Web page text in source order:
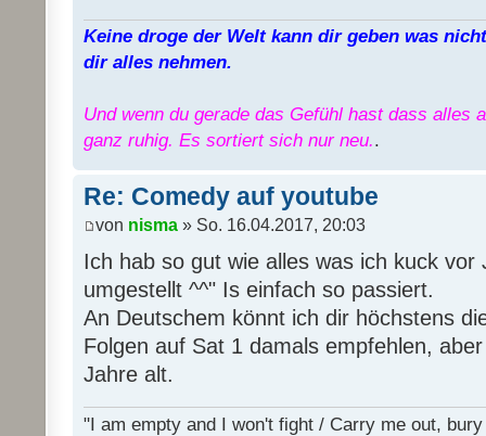
Keine droge der Welt kann dir geben was
dir alles nehmen.
Und wenn du gerade das Gefühl hast dass alles
ganz ruhig. Es sortiert sich nur neu..
Re: Comedy auf youtube
von nisma » So. 16.04.2017, 20:03
Ich hab so gut wie alles was ich kuck vor
umgestellt ^^" Is einfach so passiert.
An Deutschem könnt ich dir höchstens
Folgen auf Sat 1 damals empfehlen,
Jahre alt.
"I am empty and I won't fight / Carry me out,